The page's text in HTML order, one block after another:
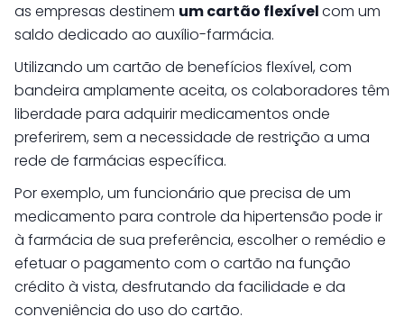
as empresas destinem um cartão flexívelcom um
saldo dedicado ao auxílio-farmácia.
Utilizando um cartão de benefícios flexível, com
bandeira amplamente aceita, os colaboradores têm
liberdade para adquirir medicamentos onde
preferirem, sem a necessidade de restrição a uma
rede de farmácias específica.
Por exemplo, um funcionário que precisa de um
medicamento para controle da hipertensão pode ir
à farmácia de sua preferência, escolher o remédio e
efetuar o pagamento com o cartão na função
crédito à vista, desfrutando da facilidade e da
conveniência do uso do cartão.